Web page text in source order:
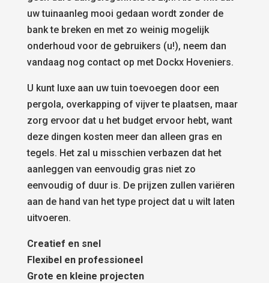
uw tuinaanleg mooi gedaan wordt zonder de
bank te breken en met zo weinig mogelijk
onderhoud voor de gebruikers (u!), neem dan
vandaag nog contact op met Dockx Hoveniers.
U kunt luxe aan uw tuin toevoegen door een
pergola, overkapping of vijver te plaatsen, maar
zorg ervoor dat u het budget ervoor hebt, want
deze dingen kosten meer dan alleen gras en
tegels. Het zal u misschien verbazen dat het
aanleggen van eenvoudig gras niet zo
eenvoudig of duur is. De prijzen zullen variëren
aan de hand van het type project dat u wilt laten
uitvoeren.
Creatief en snel
Flexibel en professioneel
Grote en kleine projecten